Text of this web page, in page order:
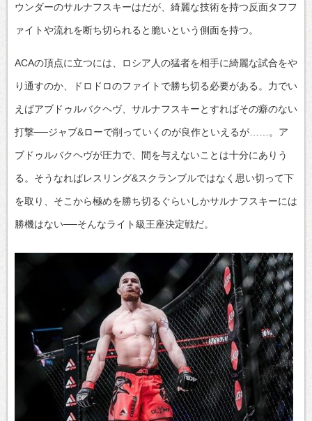
ウンダーのサルナフスキーはだが、綺麗な技術を持つ反面タフフ
ァイトや流れを断ち切られると脆いという側面を持つ。
ACAの頂点に立つには、ロシア人の猛者を相手に綺麗な試合をや
り通すのか、ドロドロのファイトで勝ち切る必要がある。力でい
えばアブドゥルバクヘヴ、サルナフスキーとすればその癖のない
打撃──ジャブ&ローで削っていくのが良作といえるが……。ア
ブドゥルバクヘヴが圧力で、間を与えないことは十分にありう
る。そうなればレスリング&スクランブルではなく思い切って下
を取り、そこから極めを勝ち切るぐらいしかサルナフスキーには
勝機はない──そんなライト級王座決定戦だ。